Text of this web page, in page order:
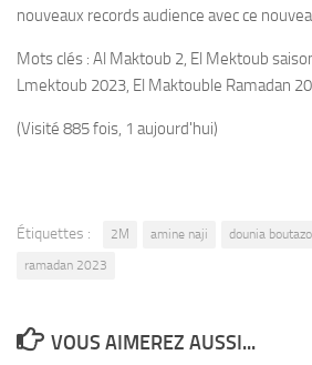
nouveaux records audience avec ce
Mots clés : Al Maktoub 2, El Mektoub
Lmektoub 2023, El Maktouble Ramadan
(Visité 885 fois, 1 aujourd'hui)
Étiquettes : 2M amine naji dounia
ramadan 2023
VOUS AIMEREZ AUSSI...